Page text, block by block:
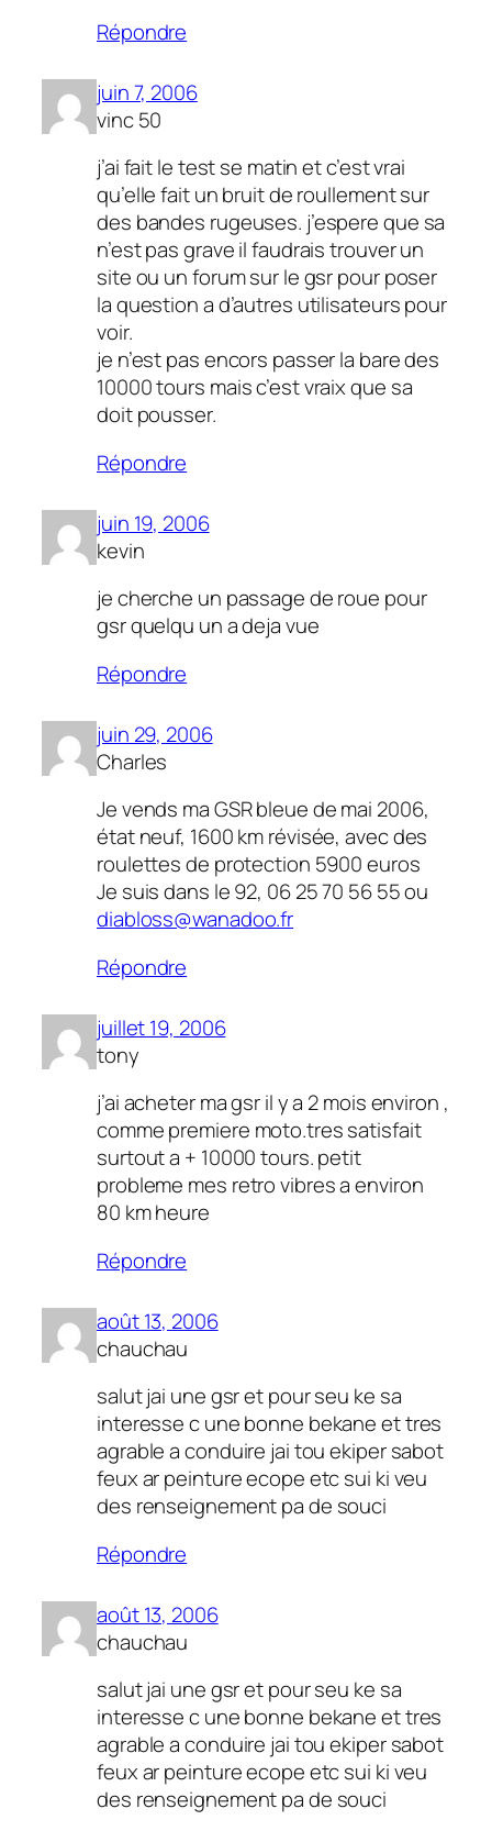
Répondre
juin 7, 2006
vinc 50
j’ai fait le test se matin et c’est vrai
qu’elle fait un bruit de roullement sur
des bandes rugeuses. j’espere que sa
n’est pas grave il faudrais trouver un
site ou un forum sur le gsr pour poser
la question a d’autres utilisateurs pour
voir.
je n’est pas encors passer la bare des
10000 tours mais c’est vraix que sa
doit pousser.
Répondre
juin 19, 2006
kevin
je cherche un passage de roue pour
gsr quelqu un a deja vue
Répondre
juin 29, 2006
Charles
Je vends ma GSR bleue de mai 2006,
état neuf, 1600 km révisée, avec des
roulettes de protection 5900 euros
Je suis dans le 92, 06 25 70 56 55 ou
diabloss@wanadoo.fr
Répondre
juillet 19, 2006
tony
j’ai acheter ma gsr il y a 2 mois environ ,
comme premiere moto.tres satisfait
surtout a + 10000 tours. petit
probleme mes retro vibres a environ
80 km heure
Répondre
août 13, 2006
chauchau
salut jai une gsr et pour seu ke sa
interesse c une bonne bekane et tres
agrable a conduire jai tou ekiper sabot
feux ar peinture ecope etc sui ki veu
des renseignement pa de souci
Répondre
août 13, 2006
chauchau
salut jai une gsr et pour seu ke sa
interesse c une bonne bekane et tres
agrable a conduire jai tou ekiper sabot
feux ar peinture ecope etc sui ki veu
des renseignement pa de souci